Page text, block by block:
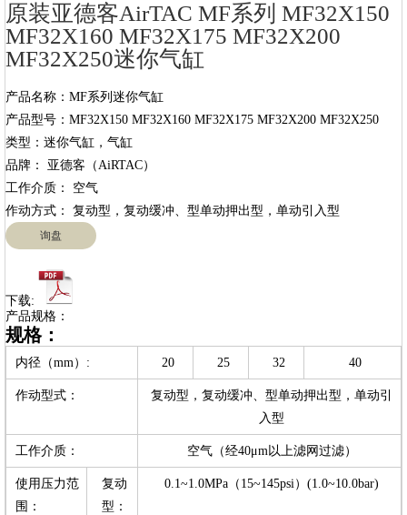
原装亚德客AirTAC MF系列 MF32X150
MF32X160 MF32X175 MF32X200
MF32X250迷你气缸
产品名称：MF系列迷你气缸
产品型号：MF32X150 MF32X160 MF32X175 MF32X200 MF32X250
类型：迷你气缸，气缸
品牌： 亚德客（AiRTAC）
工作介质： 空气
询盘
下载:
产品规格：
规格：
内径（mm）: 20 25 32 40
作动型式：
复动型，复动缓冲、型单动押出型，单动引
入型
工作介质： 空气（经40μm以上滤网过滤）
使用压力范
围：
复动
型：
0.1~1.0MPa（15~145psi）(1.0~10.0bar)